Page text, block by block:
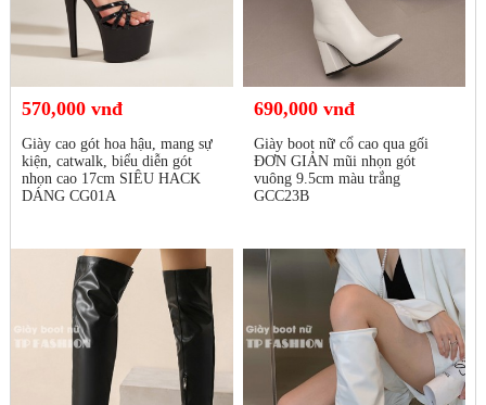
570,000 vnđ
Giày cao gót hoa hậu, mang sự
kiện, catwalk, biểu diễn gót
nhọn cao 17cm SIÊU HACK
DÁNG CG01A
690,000 vnđ
Giày boot nữ cổ cao qua gối
ĐƠN GIẢN mũi nhọn gót
vuông 9.5cm màu trắng
GCC23B